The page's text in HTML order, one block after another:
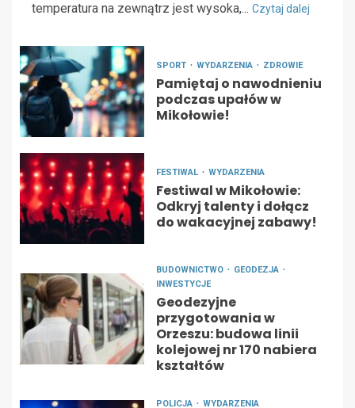
temperatura na zewnątrz jest wysoka,... Czytaj dalej
SPORT WYDARZENIA ZDROWIE
Pamiętaj o nawodnieniu
podczas upałów w
Mikołowie!
FESTIWAL WYDARZENIA
Festiwal w Mikołowie:
Odkryj talenty i dołącz
do wakacyjnej zabawy!
BUDOWNICTWO
GEODEZJA
INWESTYCJE
Geodezyjne
przygotowania w
Orzeszu: budowa linii
kolejowej nr 170 nabiera
kształtów
POLICJA WYDARZENIA